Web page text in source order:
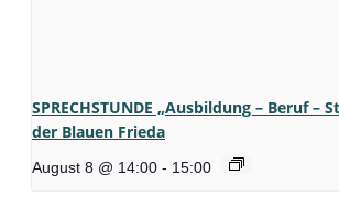
SPRECHSTUNDE „Ausbildung – Beruf –
der Blauen Frieda
August 8 @ 14:00 - 15:00